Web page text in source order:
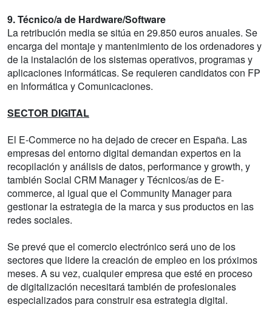
9. Técnico/a de Hardware/Software
La retribución media se sitúa en 29.850 euros anuales. Se
encarga del montaje y mantenimiento de los ordenadores y
de la instalación de los sistemas operativos, programas y
aplicaciones informáticas. Se requieren candidatos con FP
en Informática y Comunicaciones.
SECTOR DIGITAL
El E-Commerce no ha dejado de crecer en España. Las
empresas del entorno digital demandan expertos en la
recopilación y análisis de datos, performance y growth, y
también Social CRM Manager y Técnicos/as de E-
commerce, al igual que el Community Manager para
gestionar la estrategia de la marca y sus productos en las
redes sociales.
Se prevé que el comercio electrónico será uno de los
sectores que lidere la creación de empleo en los próximos
meses. A su vez, cualquier empresa que esté en proceso
de digitalización necesitará también de profesionales
especializados para construir esa estrategia digital.